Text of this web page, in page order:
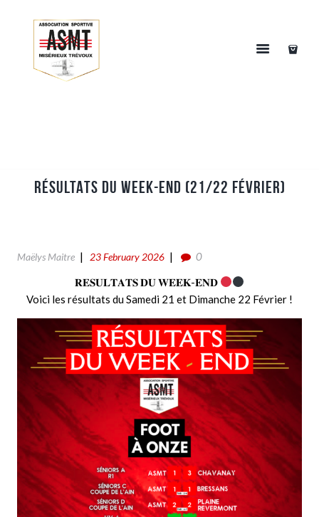
RÉSULTATS DU WEEK-END (21/22 FÉVRIER)
Maëlys Maitre 23 February 2026
0
𝐑𝐄𝐒𝐔𝐋𝐓𝐀𝐓𝐒 𝐃𝐔 𝐖𝐄𝐄𝐊-𝐄𝐍𝐃
Voici les résultats du Samedi 21 et Dimanche 22 Février !